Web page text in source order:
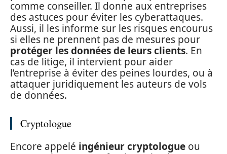
comme conseiller. Il donne aux entreprises
des astuces pour éviter les cyberattaques.
Aussi, il les informe sur les risques encourus
si elles ne prennent pas de mesures pour
protéger les données de leurs clients. En
cas de litige, il intervient pour aider
l’entreprise à éviter des peines lourdes, ou à
attaquer juridiquement les auteurs de vols
de données.
Cryptologue
Encore appelé ingénieur cryptologue ou